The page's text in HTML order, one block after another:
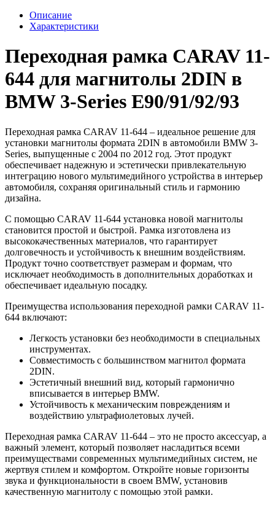
Описание
Характеристики
Переходная рамка CARAV 11-
644 для магнитолы 2DIN в
BMW 3-Series E90/91/92/93
Переходная рамка CARAV 11-644 – идеальное решение для
установки магнитолы формата 2DIN в автомобили BMW 3-
Series, выпущенные с 2004 по 2012 год. Этот продукт
обеспечивает надежную и эстетически привлекательную
интеграцию нового мультимедийного устройства в интерьер
автомобиля, сохраняя оригинальный стиль и гармонию
дизайна.
С помощью CARAV 11-644 установка новой магнитолы
становится простой и быстрой. Рамка изготовлена из
высококачественных материалов, что гарантирует
долговечность и устойчивость к внешним воздействиям.
Продукт точно соответствует размерам и формам, что
исключает необходимость в дополнительных доработках и
обеспечивает идеальную посадку.
Преимущества использования переходной рамки CARAV 11-
644 включают:
Легкость установки без необходимости в специальных
инструментах.
Совместимость с большинством магнитол формата
2DIN.
Эстетичный внешний вид, который гармонично
вписывается в интерьер BMW.
Устойчивость к механическим повреждениям и
воздействию ультрафиолетовых лучей.
Переходная рамка CARAV 11-644 – это не просто аксессуар, а
важный элемент, который позволяет насладиться всеми
преимуществами современных мультимедийных систем, не
жертвуя стилем и комфортом. Откройте новые горизонты
звука и функциональности в своем BMW, установив
качественную магнитолу с помощью этой рамки.